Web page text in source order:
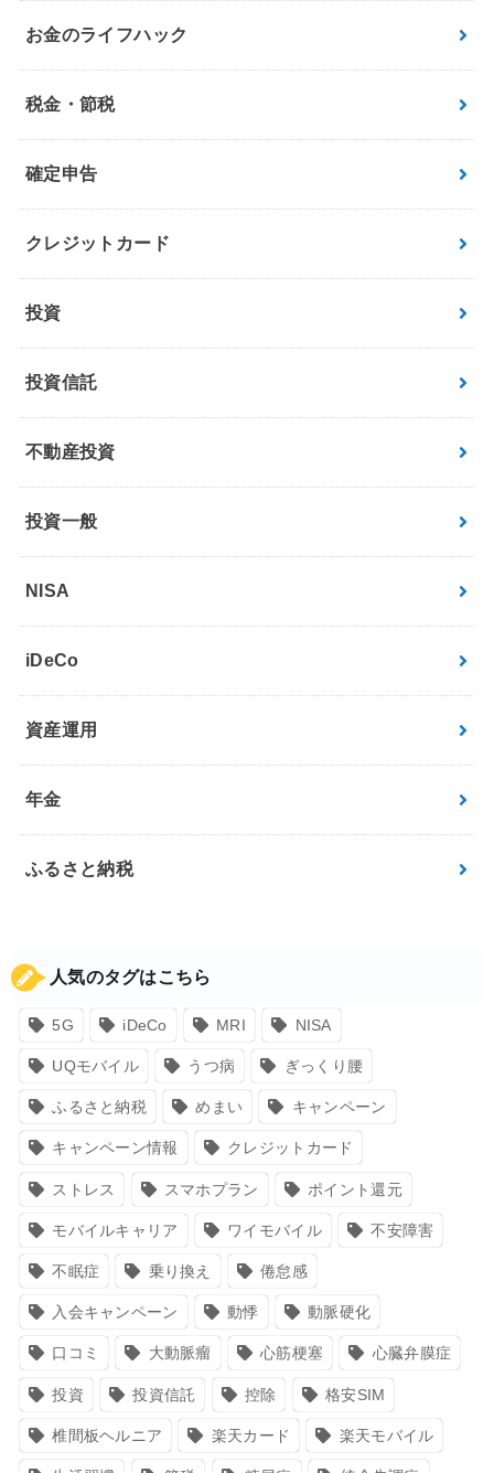
お金のライフハック
税金・節税
確定申告
クレジットカード
投資
投資信託
不動産投資
投資一般
NISA
iDeCo
資産運用
年金
ふるさと納税
人気のタグはこちら
5G iDeCo MRI NISA
UQモバイル うつ病 ぎっくり腰
ふるさと納税 めまい キャンペーン
キャンペーン情報 クレジットカード
ストレス スマホプラン ポイント還元
モバイルキャリア ワイモバイル 不安障害
不眠症 乗り換え 倦怠感
入会キャンペーン 動悸 動脈硬化
口コミ 大動脈瘤 心筋梗塞 心臓弁膜症
投資 投資信託 控除 格安SIM
椎間板ヘルニア 楽天カード 楽天モバイル